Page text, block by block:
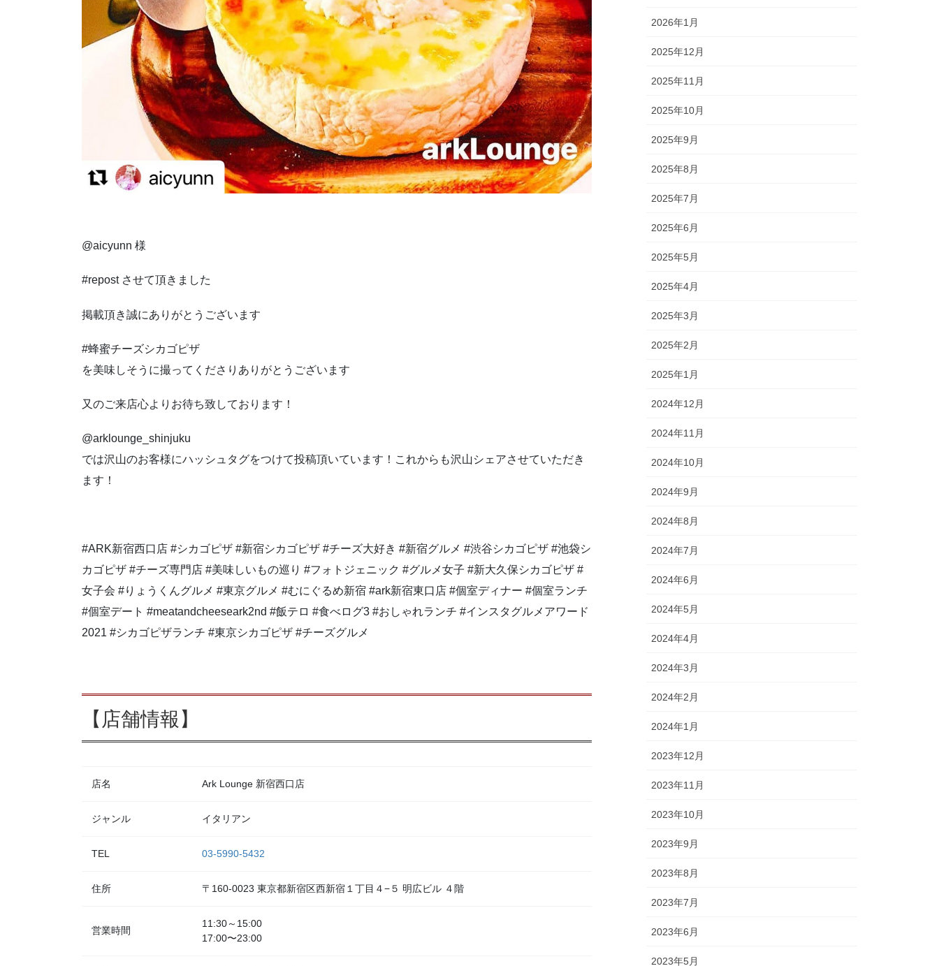
@aicyunn 様
#repost させて頂きました
掲載頂き誠にありがとうございます
#蜂蜜チーズシカゴピザ
を美味しそうに撮ってくださりありがとうございます
又のご来店心よりお待ち致しております！
@arklounge_shinjuku
では沢山のお客様にハッシュタグをつけて投稿頂いています！これからも沢山シェアさせていただき
ます！
#ARK新宿西口店 #シカゴピザ #新宿シカゴピザ #チーズ大好き #新宿グルメ #渋谷シカゴピザ #池袋シ
カゴピザ #チーズ専門店 #美味しいもの巡り #フォトジェニック #グルメ女子 #新大久保シカゴピザ #
女子会 #りょうくんグルメ #東京グルメ #むにぐるめ新宿 #ark新宿東口店 #個室ディナー #個室ランチ
#個室デート #meatandcheeseark2nd #飯テロ #食べログ3 #おしゃれランチ #インスタグルメアワード
2021 #シカゴピザランチ #東京シカゴピザ #チーズグルメ
【店舗情報】
店名 Ark Lounge 新宿西口店
ジャンル イタリアン
TEL 03-5990-5432
住所 〒160-0023 東京都新宿区西新宿１丁目４−５ 明広ビル ４階
営業時間
11:30～15:00
17:00〜23:00
2026年1月
2025年12月
2025年11月
2025年10月
2025年9月
2025年8月
2025年7月
2025年6月
2025年5月
2025年4月
2025年3月
2025年2月
2025年1月
2024年12月
2024年11月
2024年10月
2024年9月
2024年8月
2024年7月
2024年6月
2024年5月
2024年4月
2024年3月
2024年2月
2024年1月
2023年12月
2023年11月
2023年10月
2023年9月
2023年8月
2023年7月
2023年6月
2023年5月